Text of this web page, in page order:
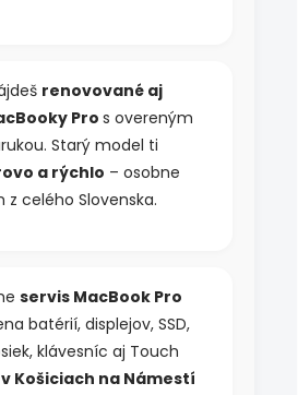
renovované aj
Pros overeným
Starý model ti
a rýchlo – osobne
z celého Slovenska.
servis MacBook Pro
batérií, displejov, SSD,
klávesníc aj Touch
Košiciach na Námestí